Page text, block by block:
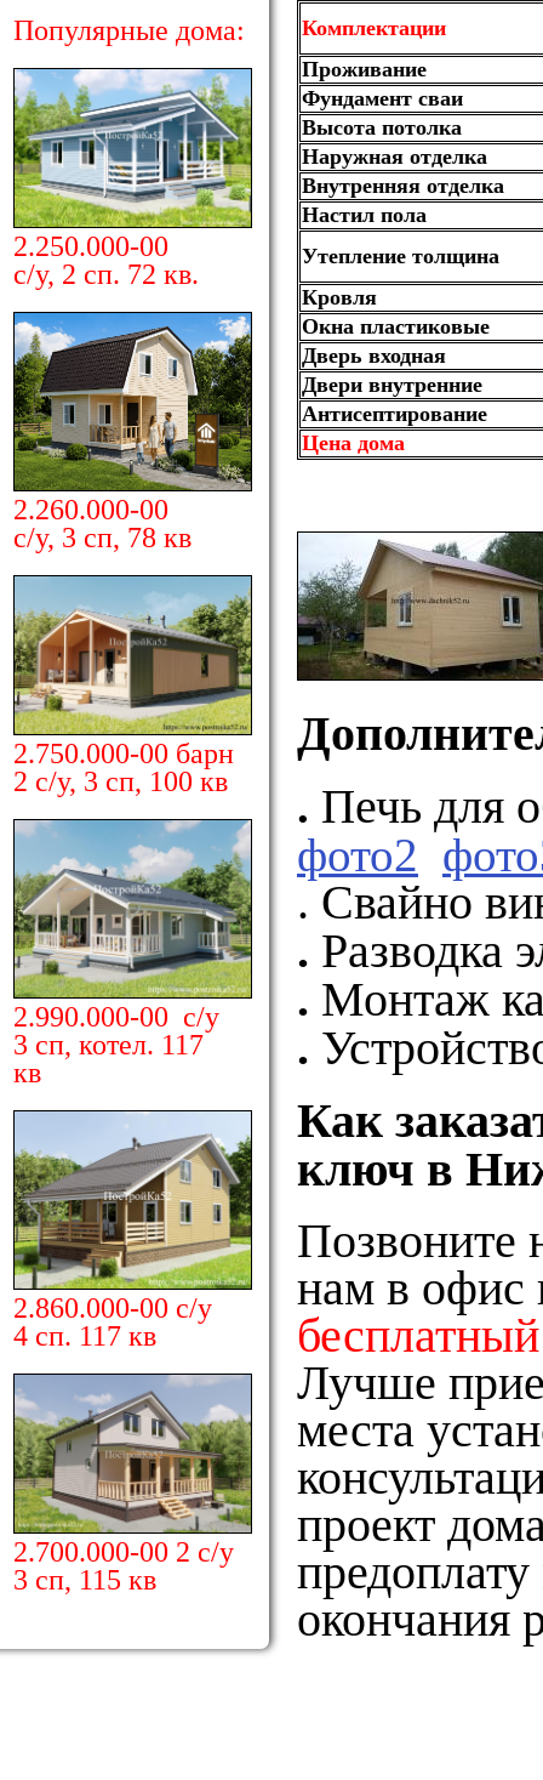
Комплектации
Проживание
Фундамент сваи
Высота потолка
Наружная отделка
Внутренняя отделка
Настил пола
Утепление толщина
Кровля
Окна пластиковые
Дверь входная
Двери внутренние
Антисептирование
Цена дома
. Печь для
фото2
. Свайно
. Разводка
. Монтаж
.
Как
ключ в
Позвоните
нам в офис
Лучше
места
проект
окончания
Популярные дома:
2.250.000-00
с/у, 2 сп. 72 кв.
2.260.000-00
с/у, 3 сп, 78 кв
2.750.000-00 барн
2 с/у, 3 сп, 100 кв
2.990.000-00 с/у
3 сп, котел. 117
кв
2.860.000-00 с/у
4 сп. 117 кв
2.700.000-00 2 с/у
3 сп, 115 кв